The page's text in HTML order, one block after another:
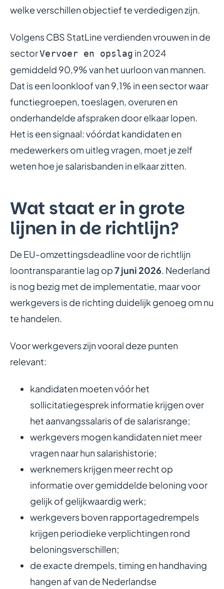
welke verschillen objectief te verdedigen zijn.
Volgens CBS StatLine verdienden vrouwen in de
sectorVervoer en opslag in 2024
gemiddeld 90,9% van het uurloon van mannen.
Dat is een loonkloof van 9,1% in een sector waar
functiegroepen, toeslagen, overuren en
onderhandelde afspraken door elkaar lopen.
Het is een signaal: vóórdat kandidaten en
medewerkers om uitleg vragen, moet je zelf
weten hoe je salarisbanden in elkaar zitten.
Wat staat er in grote
lijnen in de richtlijn?
De EU-omzettingsdeadline voor de richtlijn
loontransparantie lag op7 juni 2026. Nederland
is nog bezig met de implementatie, maar voor
werkgevers is de richting duidelijk genoeg om nu
te handelen.
Voor werkgevers zijn vooral deze punten
relevant:
kandidaten moeten vóór het
sollicitatiegesprek informatie krijgen over
het aanvangssalaris of de salarisrange;
werkgevers mogen kandidaten niet meer
vragen naar hun salarishistorie;
werknemers krijgen meer recht op
informatie over gemiddelde beloning voor
gelijk of gelijkwaardig werk;
werkgevers boven rapportagedrempels
krijgen periodieke verplichtingen rond
beloningsverschillen;
de exacte drempels, timing en handhaving
hangen af van de Nederlandse